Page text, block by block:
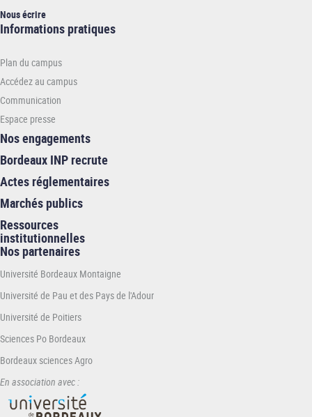
Nous écrire
Informations
INP
Informations pratiques
Plan du campus
Accédez au campus
Communication
Espace presse
Nos engagements
Bordeaux INP recrute
Actes réglementaires
Marchés publics
Ressources
institutionnelles
Nos partenaires
Université Bordeaux Montaigne
Université de Pau et des Pays de l'Adour
Université de Poitiers
Sciences Po Bordeaux
Bordeaux sciences Agro
En association avec :